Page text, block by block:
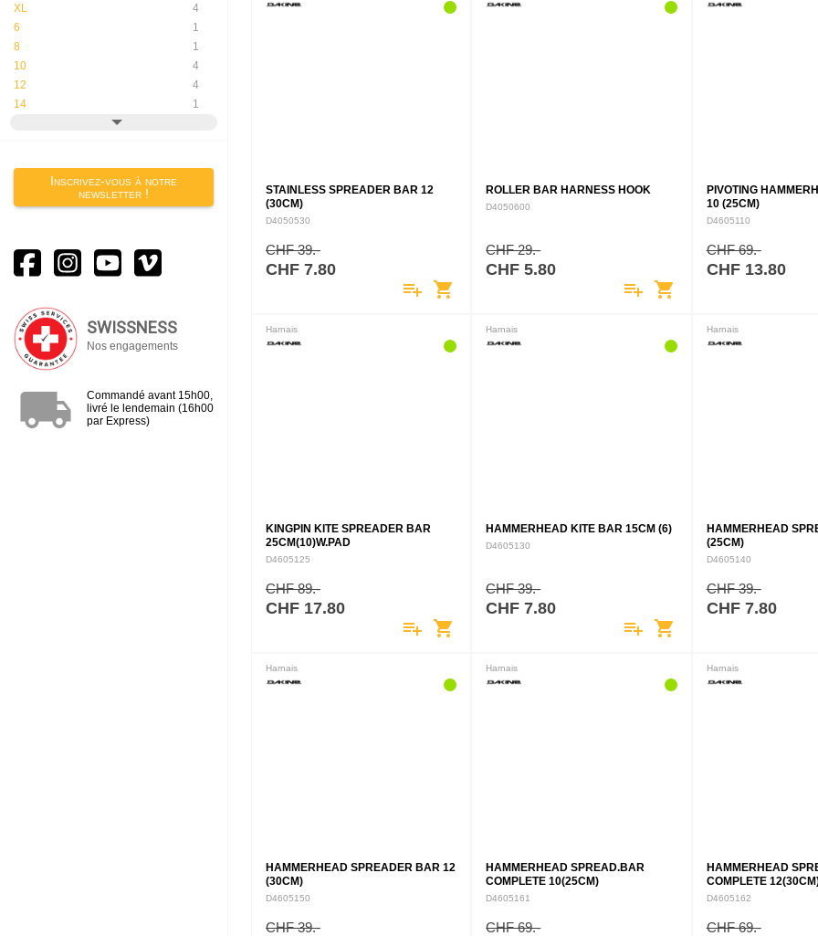
XL
4
6
1
8
1
10
4
12
4
14
1
Inscrivez-vous à notre
newsletter !
SWISSNESS
Nos engagements
local_shipping
Commandé avant 15h00,
livré le lendemain (16h00
par Express)
STAINLESS SPREADER BAR 12
(30CM)
D4050530
CHF 39.-
CHF 7.80
playlist_add shopping_cart
ROLLER BAR HARNESS HOOK
D4050600
CHF 29.-
CHF 5.80
playlist_add shopping_cart
PIVOTING
10 (25CM)
D4605110
CHF 69.-
CHF 13.80
Harnais
KINGPIN KITE SPREADER BAR
25CM(10)W.PAD
D4605125
CHF 89.-
CHF 17.80
playlist_add shopping_cart
Harnais
HAMMERHEAD KITE BAR 15CM (6)
D4605130
CHF 39.-
CHF 7.80
playlist_add shopping_cart
Harnais
HAMMERHEAD
(25CM)
D4605140
CHF 39.-
CHF 7.80
Harnais
HAMMERHEAD SPREADER BAR 12
(30CM)
D4605150
CHF 39.-
Harnais
HAMMERHEAD SPREAD.BAR
COMPLETE 10(25CM)
D4605161
CHF 69.-
Harnais
HAMMERHEAD
COMPLETE
D4605162
CHF 69.-